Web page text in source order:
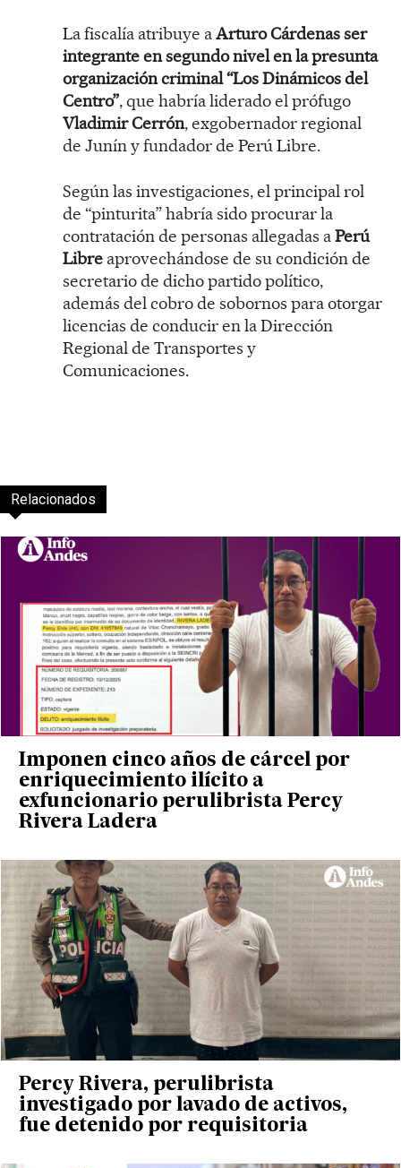
La fiscalía atribuye aArturo Cárdenas ser
integrante en segundo nivel en la presunta
organización criminal “Los Dinámicos del
Centro”, que habría liderado el prófugo
Vladimir Cerrón, exgobernador regional
de Junín y fundador de Perú Libre.
Según las investigaciones, el principal rol
de “pinturita” habría sido procurar la
contratación de personas allegadas aPerú
Libre aprovechándose de su condición de
secretario de dicho partido político,
además del cobro de sobornos para otorgar
licencias de conducir en la Dirección
Regional de Transportes y
Comunicaciones.
Relacionados
Imponen cinco años de cárcel por
enriquecimiento ilícito a
exfuncionario perulibrista Percy
Rivera Ladera
Percy Rivera, perulibrista
investigado por lavado de activos,
fue detenido por requisitoria